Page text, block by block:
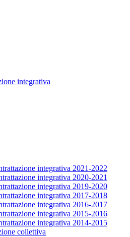
integrativa
integrativa 2021-2022
integrativa 2020-2021
integrativa 2019-2020
integrativa 2017-2018
integrativa 2016-2017
integrativa 2015-2016
integrativa 2014-2015
collettiva